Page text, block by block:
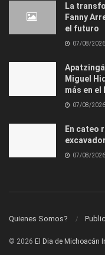
La
Fanny
el futuro
07/08/2026
Miguel
más en el
07/08/2026
En cateo
07/08/2026
Quienes Somos?
© 2026 El Dia de Michoacán